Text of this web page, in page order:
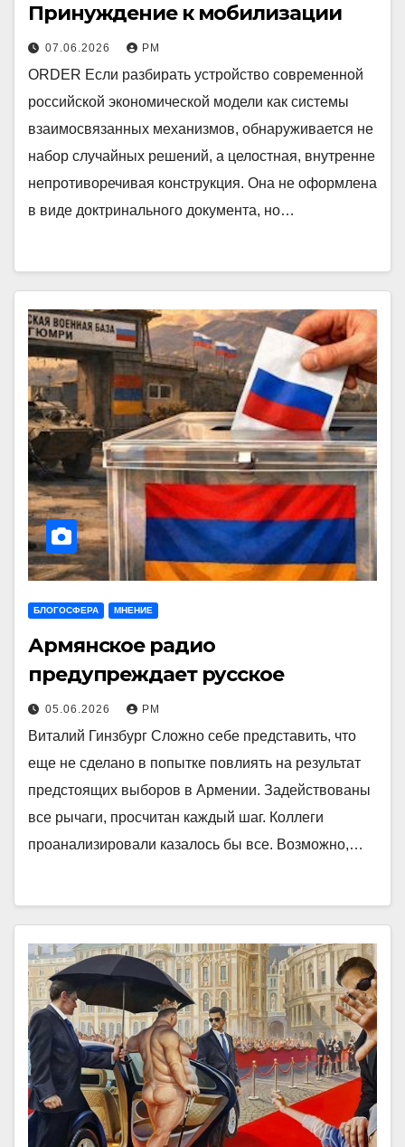
Принуждение к мобилизации
07.06.2026 РМ
ORDER Если разбирать устройство современной
российской экономической модели как системы
взаимосвязанных механизмов, обнаруживается не
набор случайных решений, а целостная, внутренне
непротиворечивая конструкция. Она не оформлена
в виде доктринального документа, но…
БЛОГОСФЕРА МНЕНИЕ
Армянское радио
предупреждает русское
05.06.2026 РМ
Виталий Гинзбург Сложно себе представить, что
еще не сделано в попытке повлиять на результат
предстоящих выборов в Армении. Задействованы
все рычаги, просчитан каждый шаг. Коллеги
проанализировали казалось бы все. Возможно,…